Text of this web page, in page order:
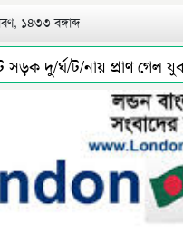
১৪৩৩ বঙ্গাব্দ
দু/র্ঘ/ট/নায় প্রাণ গেল
সুনামগঞ্জে